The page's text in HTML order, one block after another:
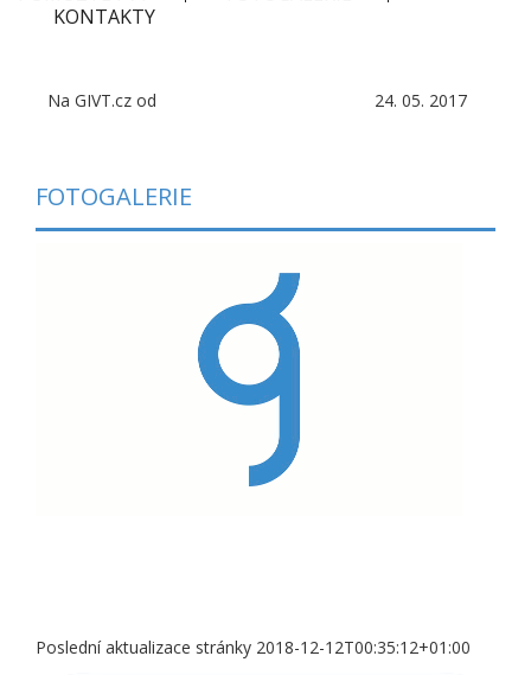
KONTAKTY
Na GIVT.cz od 24. 05. 2017
FOTOGALERIE
Poslední aktualizace stránky 2018-12-12T00:35:12+01:00